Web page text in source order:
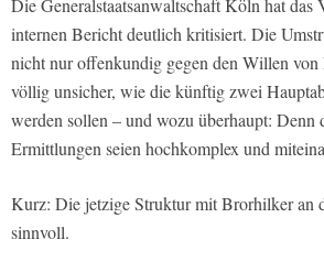
Die Generalstaatsanwaltschaft Köln hat das
internen Bericht deutlich kritisiert. Die
nicht nur offenkundig gegen den Willen
völlig unsicher, wie die künftig zwei
werden sollen – und wozu überhaupt: Denn
Ermittlungen seien hochkomplex und
Kurz: Die jetzige Struktur mit Brorhilker an
sinnvoll.